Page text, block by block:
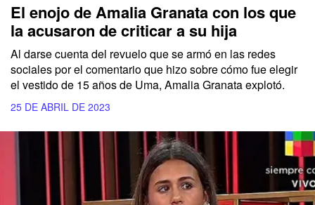
El enojo de Amalia Granata con los que
la acusaron de criticar a su hija
Al darse cuenta del revuelo que se armó en las redes
sociales por el comentario que hizo sobre cómo fue elegir
el vestido de 15 años de Uma, Amalia Granata explotó.
25 DE ABRIL DE 2023